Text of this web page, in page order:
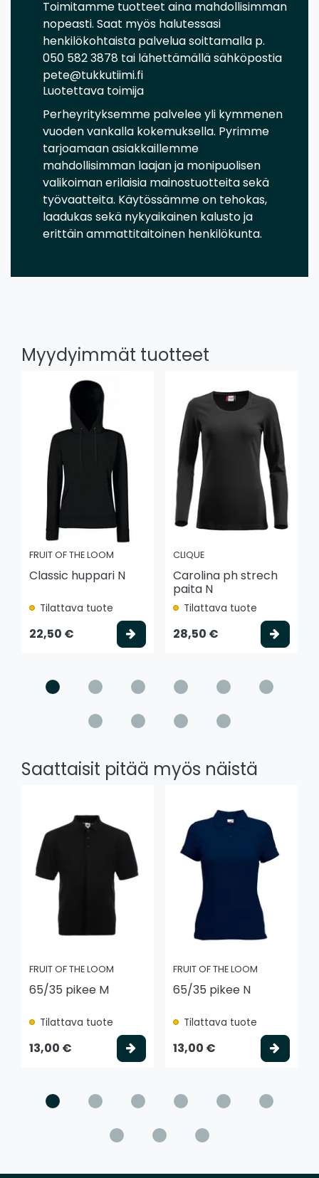
Toimitamme tuotteet aina mahdollisimman
nopeasti. Saat myös halutessasi
henkilökohtaista palvelua soittamalla p.
050 582 3878 tai lähettämällä sähköpostia
pete@tukkutiimi.fi
Luotettava toimija
Perheyrityksemme palvelee yli kymmenen
vuoden vankalla kokemuksella. Pyrimme
tarjoamaan asiakkaillemme
mahdollisimman laajan ja monipuolisen
valikoiman erilaisia mainostuotteita sekä
työvaatteita. Käytössämme on tehokas,
laadukas sekä nykyaikainen kalusto ja
erittäin ammattitaitoinen henkilökunta.
Myydyimmät tuotteet
FRUIT OF THE LOOM
Classic huppari N
Tilattava tuote
22,50 € Valitse vaihtoehto
CLIQUE
Carolina ph strech
paita N
Tilattava tuote
28,50 €
Saattaisit pitää myös näistä
FRUIT OF THE LOOM
65/35 pikee M
Tilattava tuote
13,00 € Valitse vaihtoehto
FRUIT OF THE LOOM
65/35 pikee N
Tilattava tuote
13,00 €